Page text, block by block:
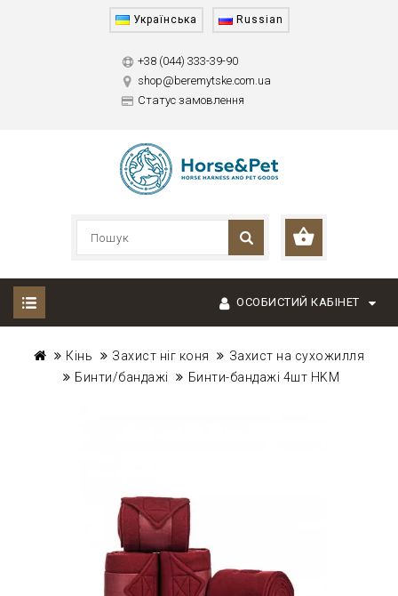
Українська Russian
+38 (044) 333-39-90
shop@beremytske.com.ua
Статус замовлення
ОСОБИСТИЙ КАБІНЕТ
Кінь Захист ніг коня
Захист на сухожилля
Бинти/бандажі
Бинти-бандажі 4шт HKM